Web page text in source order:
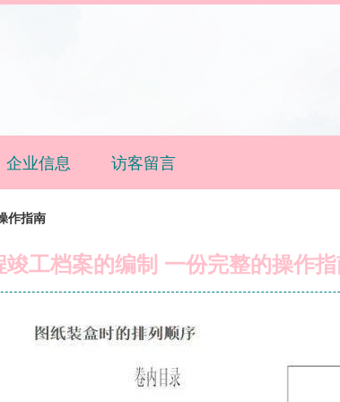
企业信息 访客留言
作指南
竣工档案的编制 一份完整的操作